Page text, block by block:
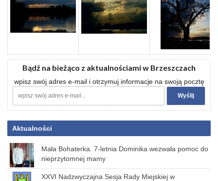
Bądź na bieżąco z aktualnościami w Brzeszczach
wpisz swój adres e-mail i otrzymuj informacje na swoją pocztę
Aktualności
Mała Bohaterka. 7-letnia Dominika wezwała pomoc do
nieprzytomnej mamy
XXVI Nadzwyczajna Sesja Rady Miejskiej w